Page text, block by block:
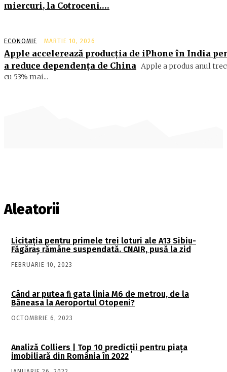
miercuri, la Cotroceni….
ECONOMIE MARTIE 10, 2026
Apple accelerează producția de iPhone în India
a reduce dependența de China Apple a produs anul
cu 53% mai...
Aleatorii
Licitația pentru primele trei loturi ale A13 Sibiu-
Făgăraș rămâne suspendată. CNAIR, pusă la zid
FEBRUARIE 10, 2023
Când ar putea fi gata linia M6 de metrou, de la
Băneasa la Aeroportul Otopeni?
OCTOMBRIE 6, 2023
Analiză Colliers | Top 10 predicții pentru piața
imobiliară din România în 2022